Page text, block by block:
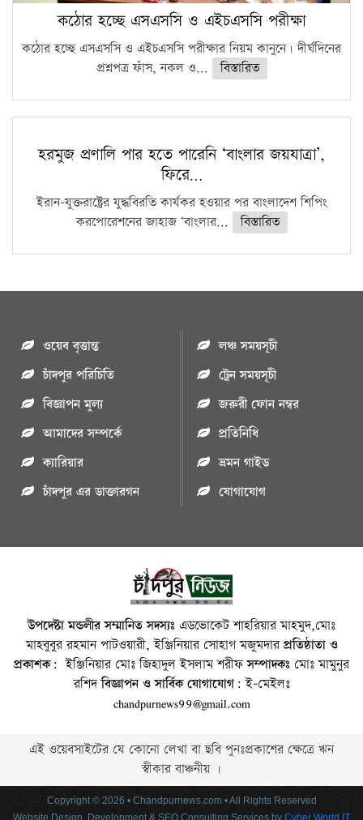
কঠোর হচ্ছে এসএসসি ও এইচএসসি পরীক্ষা
কঠোর হচ্ছে এসএসসি ও এইচএসসি পরীক্ষার নিয়ম কানুনে। দীর্ঘদিনের
প্রশ্নপত্র ফাঁস, নকল ও...
বিস্তারিত
হরমুজ প্রণালি পার হতে পারেনি ‘বাংলার জয়যাত্রা’,
ফিরে…
ইরান-যুক্তরাষ্ট্রের যুদ্ধবিরতি কার্যকর হওয়ার পর বাংলাদেশ শিপিং
করপোরেশনের জাহাজ ‘বাংলার...
বিস্তারিত
ওয়েব বৃত্তান্ত
চাঁদপুর পরিচিতি
বিজ্ঞাপন মুল্য
আমাদের সম্পর্কে
ক্যারিয়ার
চাঁদপুর এর ডাক্তারগন
লঞ্চ সময়সূচী
ট্রেন সময়সূচী
জরুরী ফোন নম্বর
প্রতিনিধি
ভ্রমন গাইড
যোগাযোগ
উপদেষ্টা মন্ডলীর সম্মানিত সদস্যঃ এডভোকেট শাহরিয়ার মাহমুদ,মোঃ
মাহবুবুর রহমান পাটওয়ারী, ইঞ্জিনিয়ার সোহাগ মজুমদারপ্রতিষ্ঠাতা ও
প্রকাশক: ইঞ্জিনিয়ার মোঃ জিহাদুল ইসলাম শরীফসম্পাদকঃ মোঃ মামুনুর
রশিদবিজ্ঞাপন ও সার্বিক যোগাযোগ: ই-মেইলঃ
chandpurnews99@gmail.com
এই ওয়েবসাইটের যে কোনো লেখা বা ছবি পুনঃপ্রকাশের ক্ষেত্রে ঋন
স্বীকার বাঞ্চনীয় ।
Copyright © 2026 • Chandpurnews.com • All Rights Reserved
Website Design, Development & SEO Consulting Services by Cyber World IT